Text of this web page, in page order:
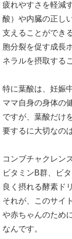
疲れやすさを軽減
酸）や内臓の正し
支えることができ
胞分裂を促す成長
ネラルを摂取する
特に葉酸は、妊娠
ママ自身の身体の
ですが、葉酸だけ
要するに大切なの
コンブチャクレン
ビタミンB群、ビ
良く摂れる酵素ド
それが、このサイ
や赤ちゃんのため
なんです。